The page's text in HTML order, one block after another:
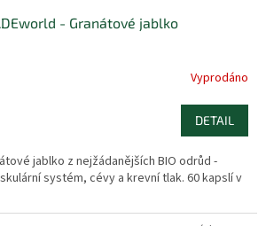
- Granátové jablko
Vyprodáno
DETAIL
jablko z nejžádanějších BIO odrůd -
systém, cévy a krevní tlak. 60 kapslí v